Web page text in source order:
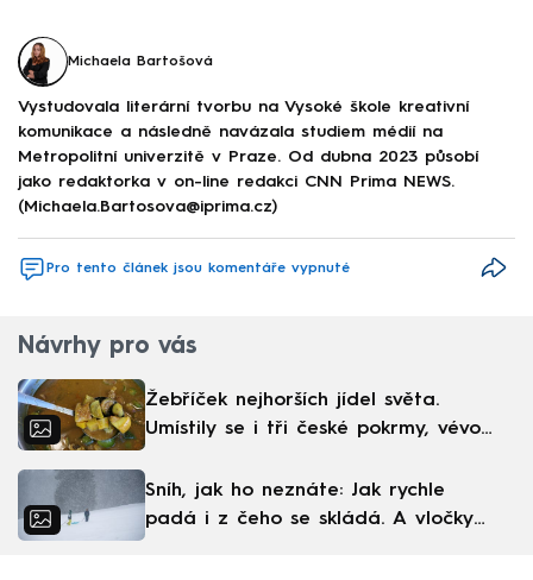
Michaela Bartošová
Vystudovala literární tvorbu na Vysoké škole kreativní
komunikace a následně navázala studiem médií na
Metropolitní univerzitě v Praze. Od dubna 2023 působí
jako redaktorka v on-line redakci CNN Prima NEWS.
(Michaela.Bartosova@iprima.cz)
Pro tento článek jsou komentáře vypnuté
Návrhy pro vás
Žebříček nejhorších jídel světa.
Umístily se i tři české pokrmy, vévodí
Sníh, jak ho neznáte: Jak rychle
padá i z čeho se skládá. A vločky